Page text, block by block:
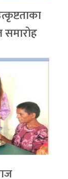
समारोह